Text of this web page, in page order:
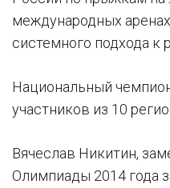
международных
системного подхода к
Национальный
участников из 10
Вячеслав Никитин,
Олимпиады 2014 года